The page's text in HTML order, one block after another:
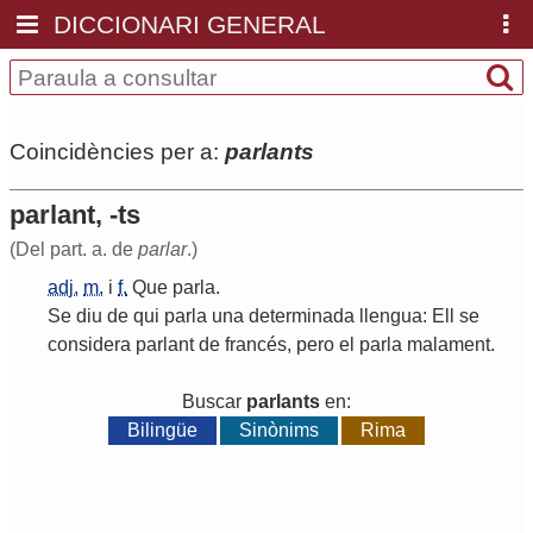
DICCIONARI GENERAL
Coincidències per a: parlants
parlant, -ts
(Del part. a. de parlar.)
adj. m. i f. Que parla.
Se diu de qui parla una determinada llengua: Ell
se
considera parlant de francés, pero el parla malament.
Buscar parlants en:
Bilingüe
Sinònims Rima